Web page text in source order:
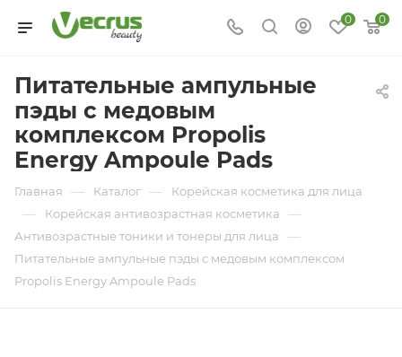
0 0
Питательные ампульные
пэды с медовым
комплексом Propolis
Energy Ampoule Pads
Главная — Каталог — Корейская косметика для лица
— Корейская антивозрастная косметика —
Антивозрастные тоники и тонеры для лица —
Питательные ампульные пэды с медовым комплексом
Propolis Energy Ampoule Pads